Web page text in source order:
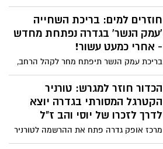
והמשיכה לאקדמיית וינגייט, תשחק בעונה
הקרובה בליגת המכללות הבכירה בארצות
הברית. "הבסיס לכל מה שהשגתי התחיל
במכבי גדרה", אמרה
חוזרים למים: בריכת השחייה
'עמק הנשר' בגדרה נפתחת מחדש
- אחרי כמעט עשור!
בריכת עמק הנשר תיפתח מחר לקהל הרחב,
זאת לאחר כמעט עשור שהייתה מוזנחת
ועזובה. ראש המועצה סהר פינטו, עם כניסתו
לתפקיד, לקח על עצמו להחזיר את הבריכה
לחיים לטובת תושבי גדרה
הכדור חוזר למגרש: טורניר
הקטרגל המסורתי בגדרה יוצא
לדרך לזכרו של יוסי והב ז"ל
מרכז אופק גדרה פתח את ההרשמה לטורניר
הקטרגל המסורתי "גביע ראש המועצה",